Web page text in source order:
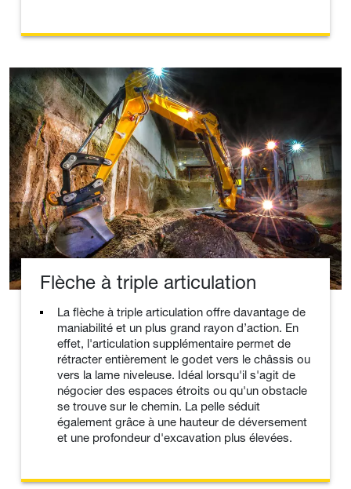
Flèche à triple articulation
La flèche à triple articulation offre davantage de
maniabilité et un plus grand rayon d’action. En
effet, l'articulation supplémentaire permet de
rétracter entièrement le godet vers le châssis ou
vers la lame niveleuse. Idéal lorsqu'il s'agit de
négocier des espaces étroits ou qu'un obstacle
se trouve sur le chemin. La pelle séduit
également grâce à une hauteur de déversement
et une profondeur d'excavation plus élevées.